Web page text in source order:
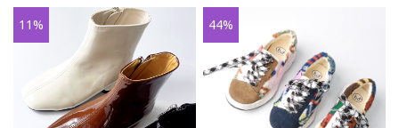
11% 44%